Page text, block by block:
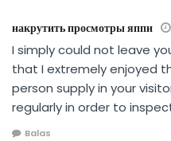
накрутить просмотры яппи
I simply could not leave
that I extremely enjoyed
person supply in your
regularly in order to
Balas